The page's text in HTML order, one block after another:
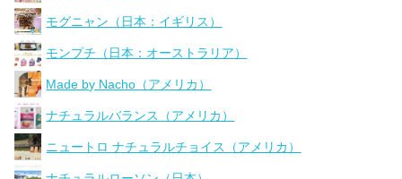
モグニャン（日本：イギリス）
モンプチ（日本：オーストラリア）
Made by Nacho（アメリカ）
ナチュラルバランス（アメリカ）
ニュートロ ナチュラルチョイス（アメリカ）